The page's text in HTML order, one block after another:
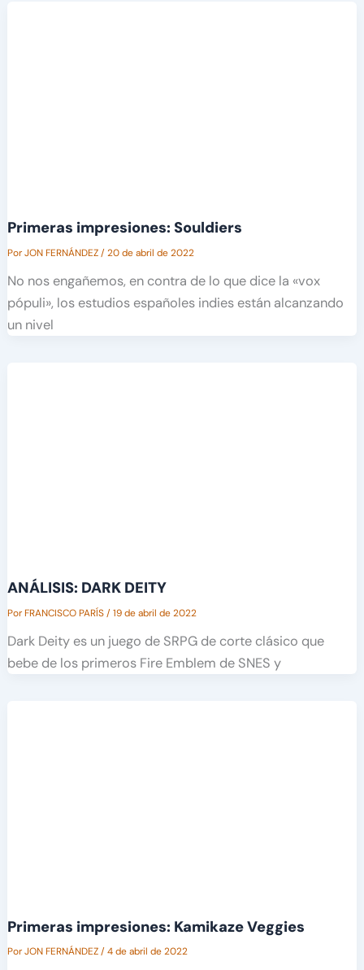
Primeras impresiones: Souldiers
PorJON FERNÁNDEZ/20 de abril de 2022
No nos engañemos, en contra de lo que dice la «vox
pópuli», los estudios españoles indies están alcanzando
un nivel
ANÁLISIS: DARK DEITY
PorFRANCISCO PARÍS/19 de abril de 2022
Dark Deity es un juego de SRPG de corte clásico que
bebe de los primeros Fire Emblem de SNES y
Primeras impresiones: Kamikaze Veggies
PorJON FERNÁNDEZ/4 de abril de 2022